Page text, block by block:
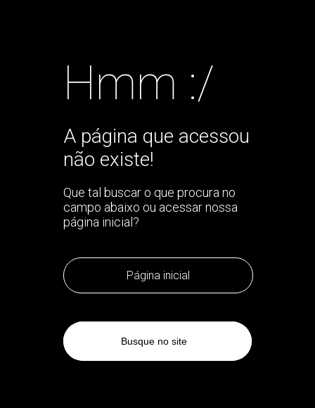
Hmm :/
A página que acessou
não existe!
Que tal buscar o que procura no
campo abaixo ou acessar nossa
página inicial?
Página inicial